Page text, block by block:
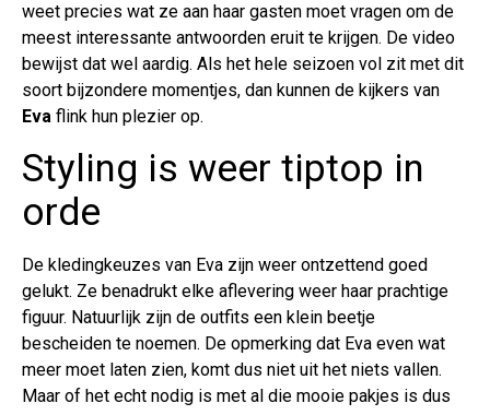
weet precies wat ze aan haar gasten moet vragen om de
meest interessante antwoorden eruit te krijgen. De video
bewijst dat wel aardig. Als het hele seizoen vol zit met dit
soort bijzondere momentjes, dan kunnen de kijkers van
Eva flink hun plezier op.
Styling is weer tiptop in
orde
De kledingkeuzes van Eva zijn weer ontzettend goed
gelukt. Ze benadrukt elke aflevering weer haar prachtige
figuur. Natuurlijk zijn de outfits een klein beetje
bescheiden te noemen. De opmerking dat Eva even wat
meer moet laten zien, komt dus niet uit het niets vallen.
Maar of het echt nodig is met al die mooie pakjes is dus